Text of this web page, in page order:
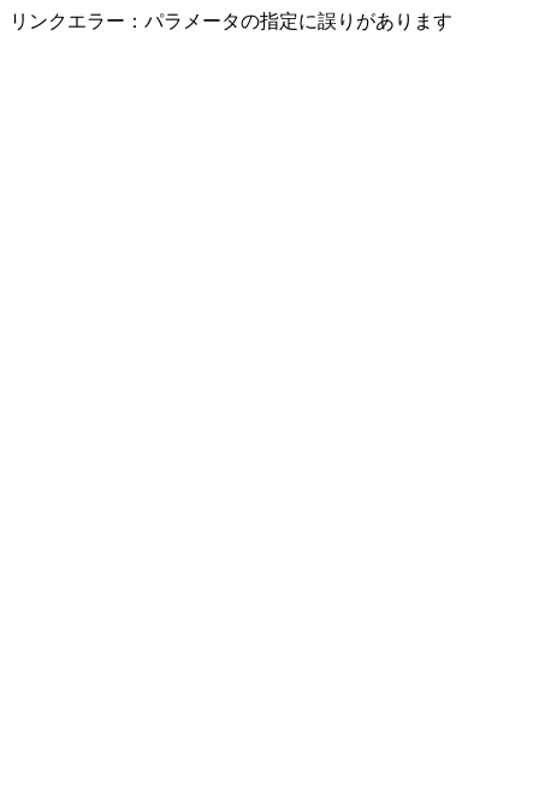
リンクエラー：パラメータの指定に誤りがあります